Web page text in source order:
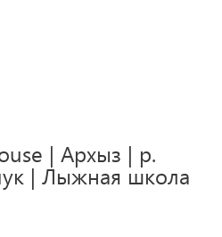
| Архыз | р.
| Лыжная школа